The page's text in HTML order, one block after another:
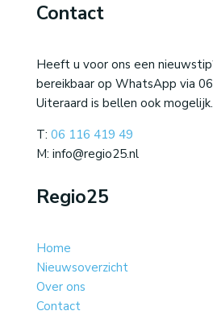
Contact
Heeft u voor ons een
bereikbaar op WhatsApp via
Uiteraard is bellen ook mogelijk.
T: 06 116 419 49
M: info@regio25.nl
Regio25
Home
Nieuwsoverzicht
Over ons
Contact